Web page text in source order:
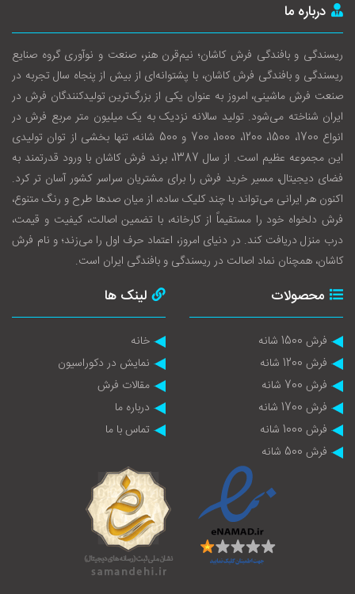
درباره ما
ریسندگی و بافندگی فرش کاشان؛ نیم‌قرن هنر، صنعت و نوآوری گروه صنایع
ریسندگی و بافندگی فرش کاشان، با پشتوانه‌ای از بیش از پنجاه سال تجربه در
صنعت فرش ماشینی، امروز به عنوان یکی از بزرگ‌ترین تولیدکنندگان فرش در
ایران شناخته می‌شود. تولید سالانه نزدیک به یک میلیون متر مربع فرش در
انواع 1700، 1500، 1200، 1000، 700 و 500 شانه، تنها بخشی از توان تولیدی
این مجموعه عظیم است. از سال 1387، برند فرش کاشان با ورود قدرتمند به
فضای دیجیتال، مسیر خرید فرش را برای مشتریان سراسر کشور آسان‌ تر کرد.
اکنون هر ایرانی می‌تواند با چند کلیک ساده، از میان صدها طرح و رنگ متنوع،
فرش دلخواه خود را مستقیماً از کارخانه، با تضمین اصالت، کیفیت و قیمت،
درب منزل دریافت کند. در دنیای امروز، اعتماد حرف اول را می‌زند؛ و نام فرش
کاشان، همچنان نماد اصالت در ریسندگی و بافندگی ایران است.
محصولات
فرش 1500 شانه
فرش 1200 شانه
فرش 700 شانه
فرش 1700 شانه
فرش 1000 شانه
فرش 500 شانه
لینک ها
خانه
نمایش در دکوراسیون
مقالات فرش
درباره ما
تماس با ما